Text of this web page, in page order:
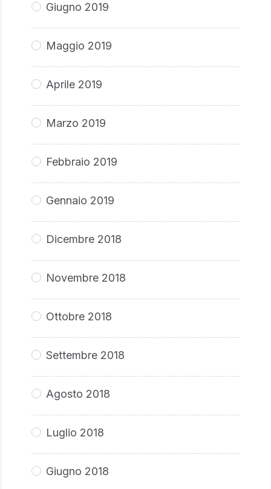
Giugno 2019
Maggio 2019
Aprile 2019
Marzo 2019
Febbraio 2019
Gennaio 2019
Dicembre 2018
Novembre 2018
Ottobre 2018
Settembre 2018
Agosto 2018
Luglio 2018
Giugno 2018